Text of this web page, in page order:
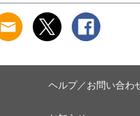
ヘルプ／お問い合わ